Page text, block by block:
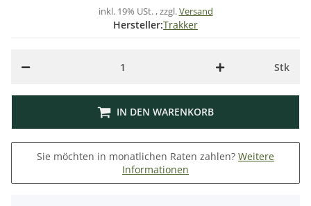
inkl. 19% USt. , zzgl.Versand
Hersteller:Trakker
Stk
IN DEN WARENKORB
Sie möchten in monatlichen Raten zahlen? Weitere
Informationen